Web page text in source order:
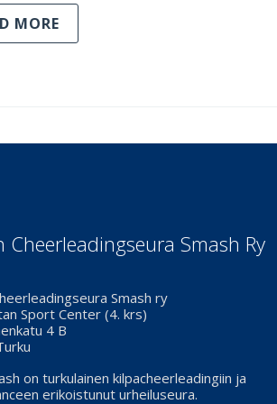
MORE
Cheerleadingseura Smash Ry
Smash ry
Sport Center (4. krs)
4 B
on turkulainen kilpacheerleadingiin ja
erikoistunut urheiluseura.